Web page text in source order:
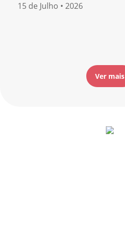
15 de Julho • 2026
Ver mais